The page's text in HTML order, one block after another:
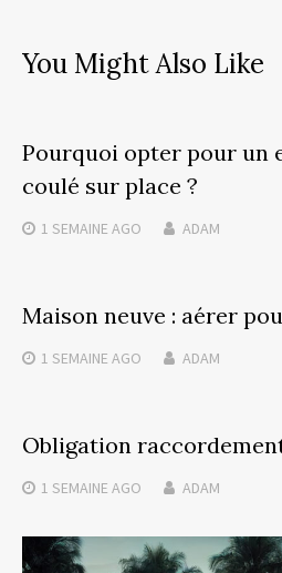
You Might Also Like
Pourquoi opter pour un
coulé sur place ?
1 SEMAINE AGO ADAM
Maison neuve : aérer
1 SEMAINE AGO ADAM
Obligation
1 SEMAINE AGO ADAM